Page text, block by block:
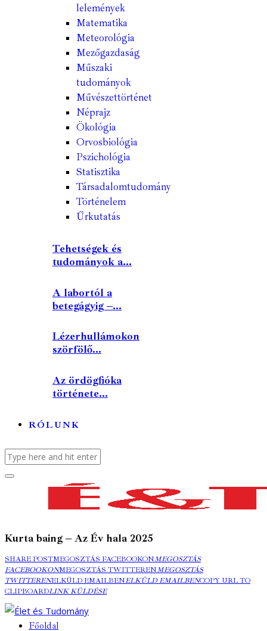
lelemények
Matematika
Meteorológia
Mezőgazdaság
Műszaki
tudományok
Művészettörténet
Néprajz
Ökológia
Orvosbiológia
Pszichológia
Statisztika
Társadalomtudomány
Történelem
Űrkutatás
Tehetségek és
tudományok a...
A labortól a
betegágyig –...
Lézerhullámokon
szörfölő...
Az ördögfióka
története...
RÓLUNK
Kurta baing – Az Év hala 2025
SHARE POSTMEGOSZTÁS FACEBOOKONMEGOSZTÁS
FACEBOOKONMEGOSZTÁS TWITTERENMEGOSZTÁS
TWITTERENELKÜLD EMAILBENELKÜLD EMAILBENCOPY URL TO
CLIPBOARDLINK KÜLDÉSE
Főoldal